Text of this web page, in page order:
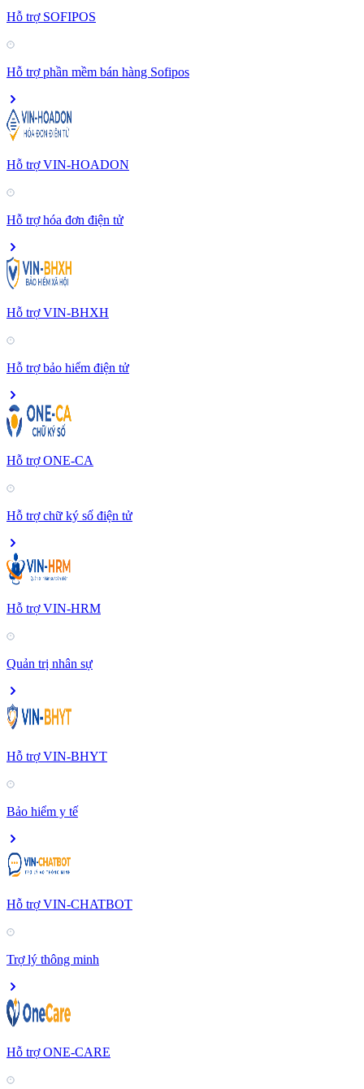
Hỗ trợ SOFIPOS
Hỗ trợ phần mềm bán hàng Sofipos
Hỗ trợ VIN-HOADON
Hỗ trợ hóa đơn điện tử
Hỗ trợ VIN-BHXH
Hỗ trợ bảo hiểm điện tử
Hỗ trợ ONE-CA
Hỗ trợ chữ ký số điện tử
Hỗ trợ VIN-HRM
Quản trị nhân sự
Hỗ trợ VIN-BHYT
Bảo hiểm y tế
Hỗ trợ VIN-CHATBOT
Trợ lý thông minh
Hỗ trợ ONE-CARE